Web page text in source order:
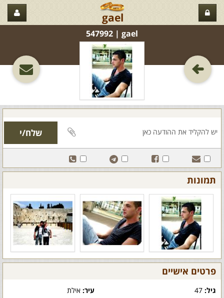
gael
gael‏ | 547992
תמונות
פרטים אישיים
גיל: עיר:אילת